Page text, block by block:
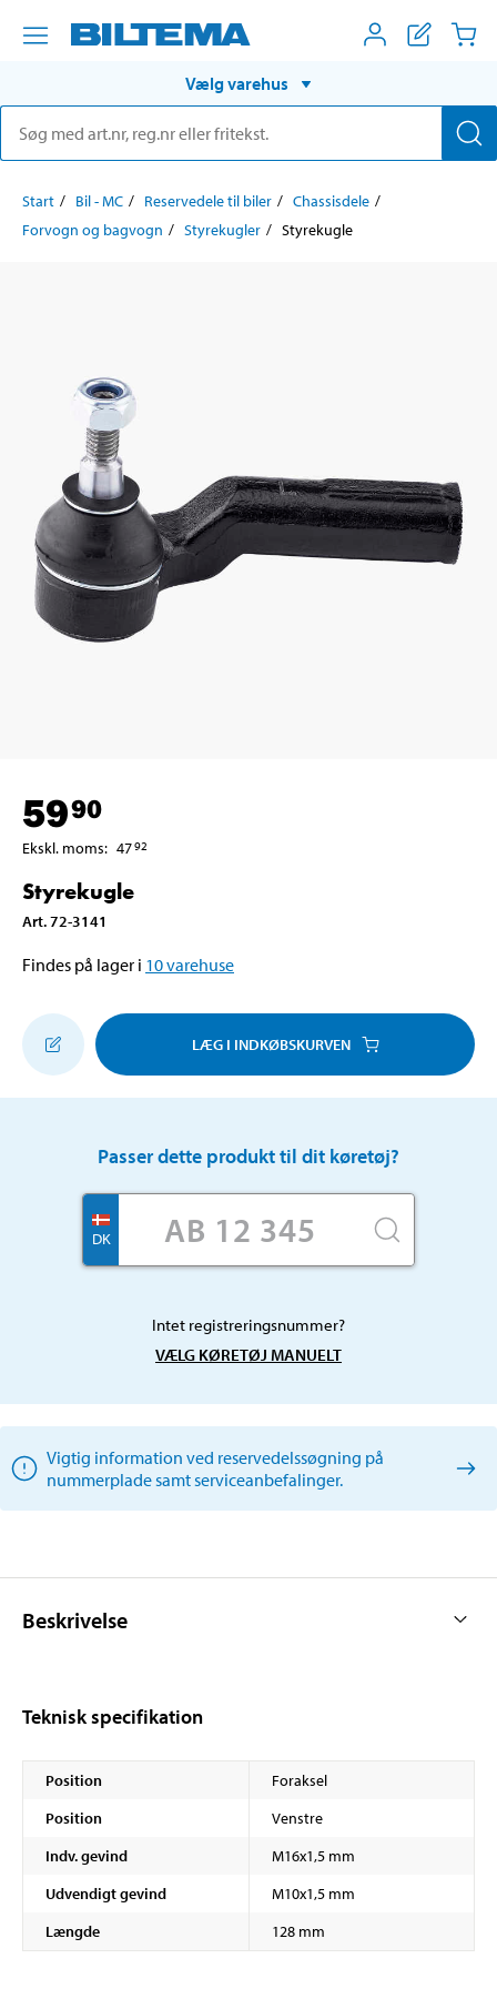
Vælg varehus
Start Bil - MC Reservedele til biler
Chassisdele
Forvogn og bagvogn
Styrekugler Styrekugle
5990
Ekskl. moms: 4792
Styrekugle
Art.72-3141
Findes på lager i 10varehuse
LÆG I INDKØBSKURVEN
Passer dette produkt til dit køretøj?
DK
Intet registreringsnummer?
VÆLG KØRETØJ MANUELT
Vigtig information ved reservedelssøgning på
nummerplade samt serviceanbefalinger.
Beskrivelse
Teknisk specifikation
Position
Foraksel
Position
Venstre
Indv. gevind
M16x1,5 mm
Udvendigt gevind
M10x1,5 mm
Længde
128 mm